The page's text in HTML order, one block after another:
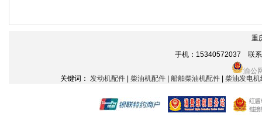
重
手机：15340572037 联
渝公
关键词： 发动机配件 | 柴油机配件 | 船舶柴油机配件 | 柴油发电机